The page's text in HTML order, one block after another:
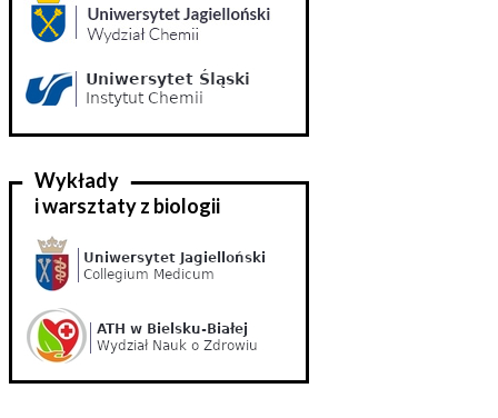
Wykłady
i warsztaty z biologii